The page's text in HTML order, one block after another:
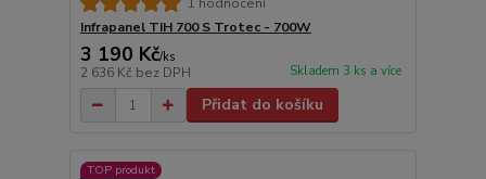
Infrapanel TIH 700 S Trotec - 700W
3 190 Kč/ks
2 636 Kč bez DPH Skladem 3 ks a více
Přidat do košíku
TOP produkt